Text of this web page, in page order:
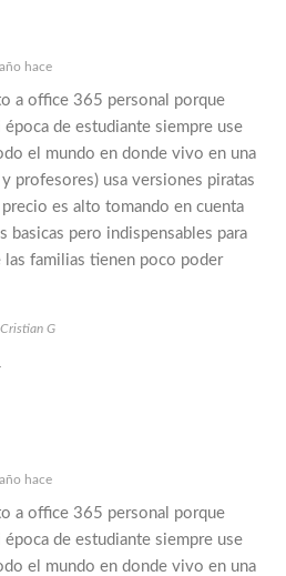
hace
a office 365 personal porque
de estudiante siempre use
el mundo en donde vivo en una
profesores) usa versiones piratas
es alto tomando en cuenta
basicas pero indispensables para
las familias tienen poco poder
G
hace
a office 365 personal porque
de estudiante siempre use
el mundo en donde vivo en una